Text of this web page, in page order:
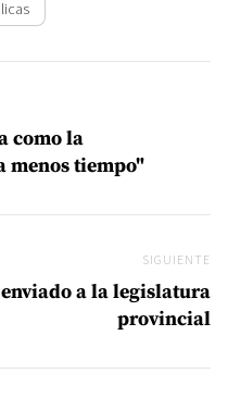
como la
tiempo"
SIGUIENTE
a la legislatura
provincial